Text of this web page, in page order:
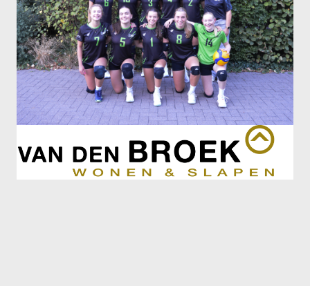
Recrea
Dames Recrea A
Dames Recrea B
Dames Recrea C
Heren Recrea A
Heren Recrea B
Heren Recrea C